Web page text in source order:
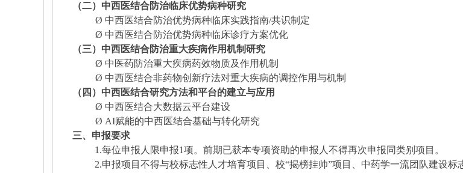
（二）中西医结合防治临床优势病种研究
Ø 中西医结合防治优势病种临床实践指南/共识制定
Ø 中西医结合防治优势病种临床诊疗方案优化
（三）中西医结合防治重大疾病作用机制研究
Ø 中医药防治重大疾病药效物质及作用机制
Ø 中西医结合非药物创新疗法对重大疾病的调控作用与机制
（四）中西医结合研究方法和平台的建立与应用
Ø 中西医结合大数据云平台建设
Ø AI赋能的中西医结合基础与转化研究
三、申报要求
1.每位申报人限申报1项。前期已获本专项资助的申报人不得再次申报同类别项目。
2.申报项目不得与校标志性人才培育项目、校“揭榜挂帅”项目、中药学一流团队建设